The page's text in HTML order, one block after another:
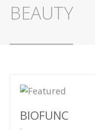
BEAUTY
BIOFUNC